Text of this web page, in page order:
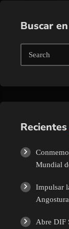
Buscar
Search
Recientes
Mundial
Impulsar
Abre DIF